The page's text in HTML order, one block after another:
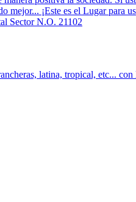
mejor... ¡Este es el Lugar
Sector N.O. 21102
latina, tropical, etc...